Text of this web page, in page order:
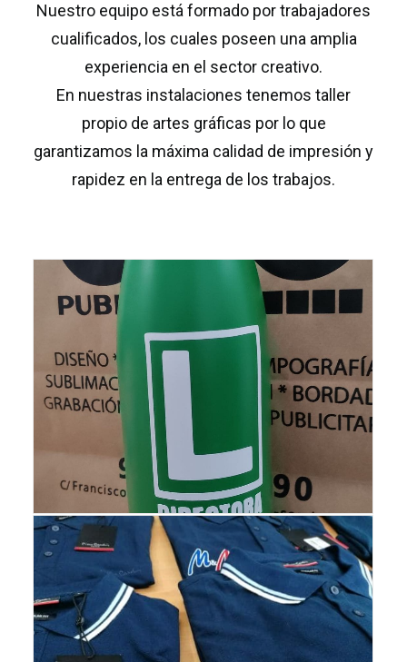
Nuestro equipo está formado por trabajadores
cualificados, los cuales poseen una amplia
experiencia en el sector creativo.
En nuestras instalaciones tenemos taller
propio de artes gráficas por lo que
garantizamos la máxima calidad de impresión y
rapidez en la entrega de los trabajos.